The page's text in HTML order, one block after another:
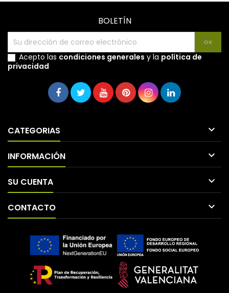
BOLETÍN
Acepto las condiciones generales y la política de
privacidad
CATEGORIAS 
INFORMACIÓN 
SU CUENTA 
CONTACTO 